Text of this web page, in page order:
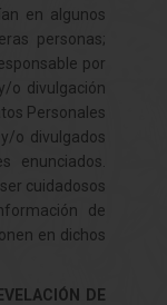
en algunos
personas;
por
o divulgación
Personales
o divulgados
enunciados.
cuidadosos
de
en dichos
DE